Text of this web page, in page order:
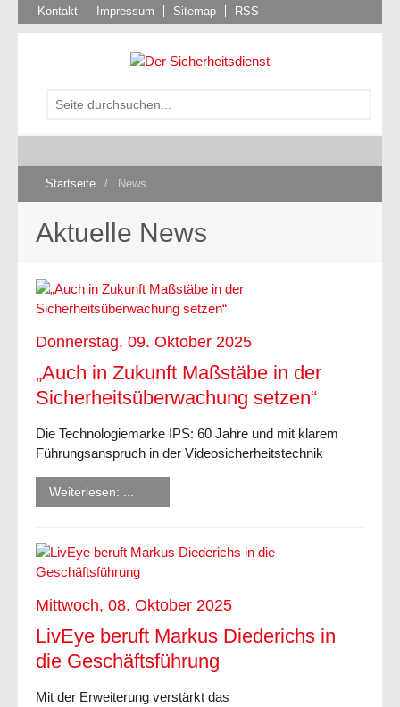
Kontakt Impressum Sitemap RSS
Startseite / News
Aktuelle News
Donnerstag, 09. Oktober 2025
„Auch in Zukunft Maßstäbe in der
Sicherheitsüberwachung setzen“
Die Technologiemarke IPS: 60 Jahre und mit klarem
Führungsanspruch in der Videosicherheitstechnik
Weiterlesen: ...
Mittwoch, 08. Oktober 2025
LivEye beruft Markus Diederichs in
die Geschäftsführung
Mit der Erweiterung verstärkt das